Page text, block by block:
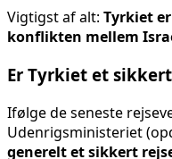
Vigtigst af alt: Tyrkiet
konflikten mellem
Er Tyrkiet et
Ifølge de seneste
Udenrigsministeriet
generelt et sikkert